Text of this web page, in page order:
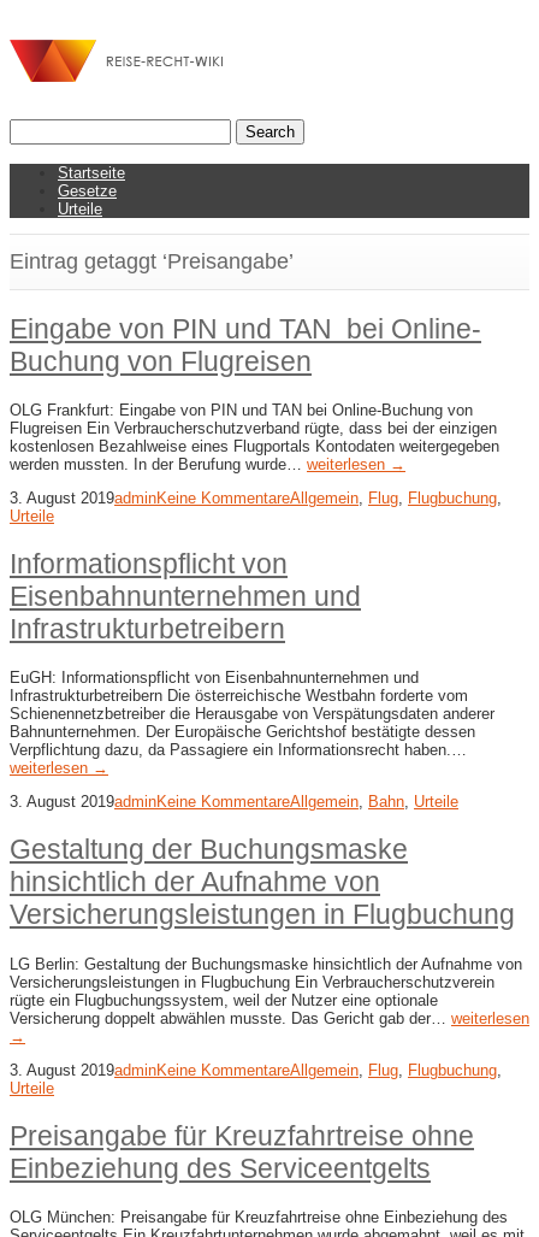
Startseite
Gesetze
Urteile
Eintrag getaggt ‘Preisangabe’
Eingabe von PIN und TAN bei Online-​
Buchung von Flugreisen
OLG Frankfurt: Eingabe von PIN und TAN bei Online-​Buchung von
Flugreisen Ein Verbraucherschutzverband rügte, dass bei der einzigen
kostenlosen Bezahlweise eines Flugportals Kontodaten weitergegeben
werden mussten. In der Berufung wurde… weiterlesen →
3. August 2019adminKeine KommentareAllgemein, Flug, Flugbuchung,
Urteile
Informationspflicht von
Eisenbahnunternehmen und
Infrastrukturbetreibern
EuGH: Informationspflicht von Eisenbahnunternehmen und
Infrastrukturbetreibern Die österreichische Westbahn forderte vom
Schienennetzbetreiber die Herausgabe von Verspätungsdaten anderer
Bahnunternehmen. Der Europäische Gerichtshof bestätigte dessen
Verpflichtung dazu, da Passagiere ein Informationsrecht haben.…
weiterlesen →
3. August 2019adminKeine KommentareAllgemein, Bahn, Urteile
Gestaltung der Buchungsmaske
hinsichtlich der Aufnahme von
Versicherungsleistungen in Flugbuchung
LG Berlin: Gestaltung der Buchungsmaske hinsichtlich der Aufnahme von
Versicherungsleistungen in Flugbuchung Ein Verbraucherschutzverein
rügte ein Flugbuchungssystem, weil der Nutzer eine optionale
Versicherung doppelt abwählen musste. Das Gericht gab der… weiterlesen
→
3. August 2019adminKeine KommentareAllgemein Flug Flugbuchung
Urteile
Preisangabe für Kreuzfahrtreise ohne
Einbeziehung des Serviceentgelts
OLG München: Preisangabe für Kreuzfahrtreise ohne Einbeziehung des